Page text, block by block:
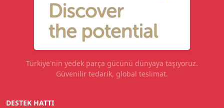
Türkiye'nin yedek parça gücünü dünyaya taşıyoruz.
Güvenilir tedarik, global teslimat.
DESTEK HATTI